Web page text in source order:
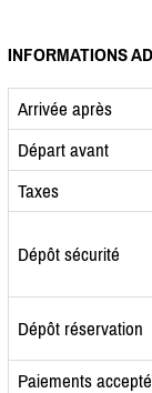
INFORMATIONS
Arrivée après
Départ avant
Taxes
Dépôt sécurité
Dépôt réservation
Paiements